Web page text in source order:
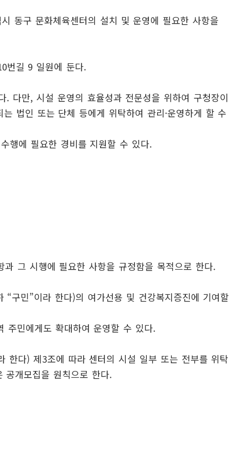
동구 문화체육센터의 설치 및 운영에 필요한 사항을
번길 9 일원에 둔다.
다만, 시설 운영의 효율성과 전문성을 위하여 구청장이
법인 또는 단체 등에게 위탁하여 관리·운영하게 할 수
행에 필요한 경비를 지원할 수 있다.
그 시행에 필요한 사항을 규정함을 목적으로 한다.
구민”이라 한다)의 여가선용 및 건강복지증진에 기여할
민에게도 확대하여 운영할 수 있다.
한다) 제3조에 따라 센터의 시설 일부 또는 전부를 위탁
공개모집을 원칙으로 한다.